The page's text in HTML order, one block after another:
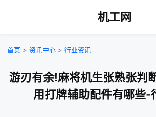
机工网
首页 > 资讯中心 > 行业资讯
游刃有余!麻将机生张熟张判
用打牌辅助配件有哪些-